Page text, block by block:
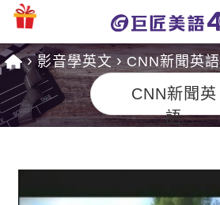
課程總覽
全國分校
學員專區
影音學英文 CNN新聞英語
CNN新聞英
語